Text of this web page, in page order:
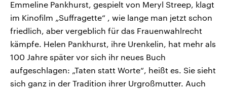
Emmeline Pankhurst, gespielt von Meryl Streep, klagt
im Kinofilm „Suffragette“ , wie lange man jetzt schon
friedlich, aber vergeblich für das Frauenwahlrecht
kämpfe. Helen Pankhurst, ihre Urenkelin, hat mehr als
100 Jahre später vor sich ihr neues Buch
aufgeschlagen: „Taten statt Worte“, heißt es. Sie sieht
sich ganz in der Tradition ihrer Urgroßmutter. Auch